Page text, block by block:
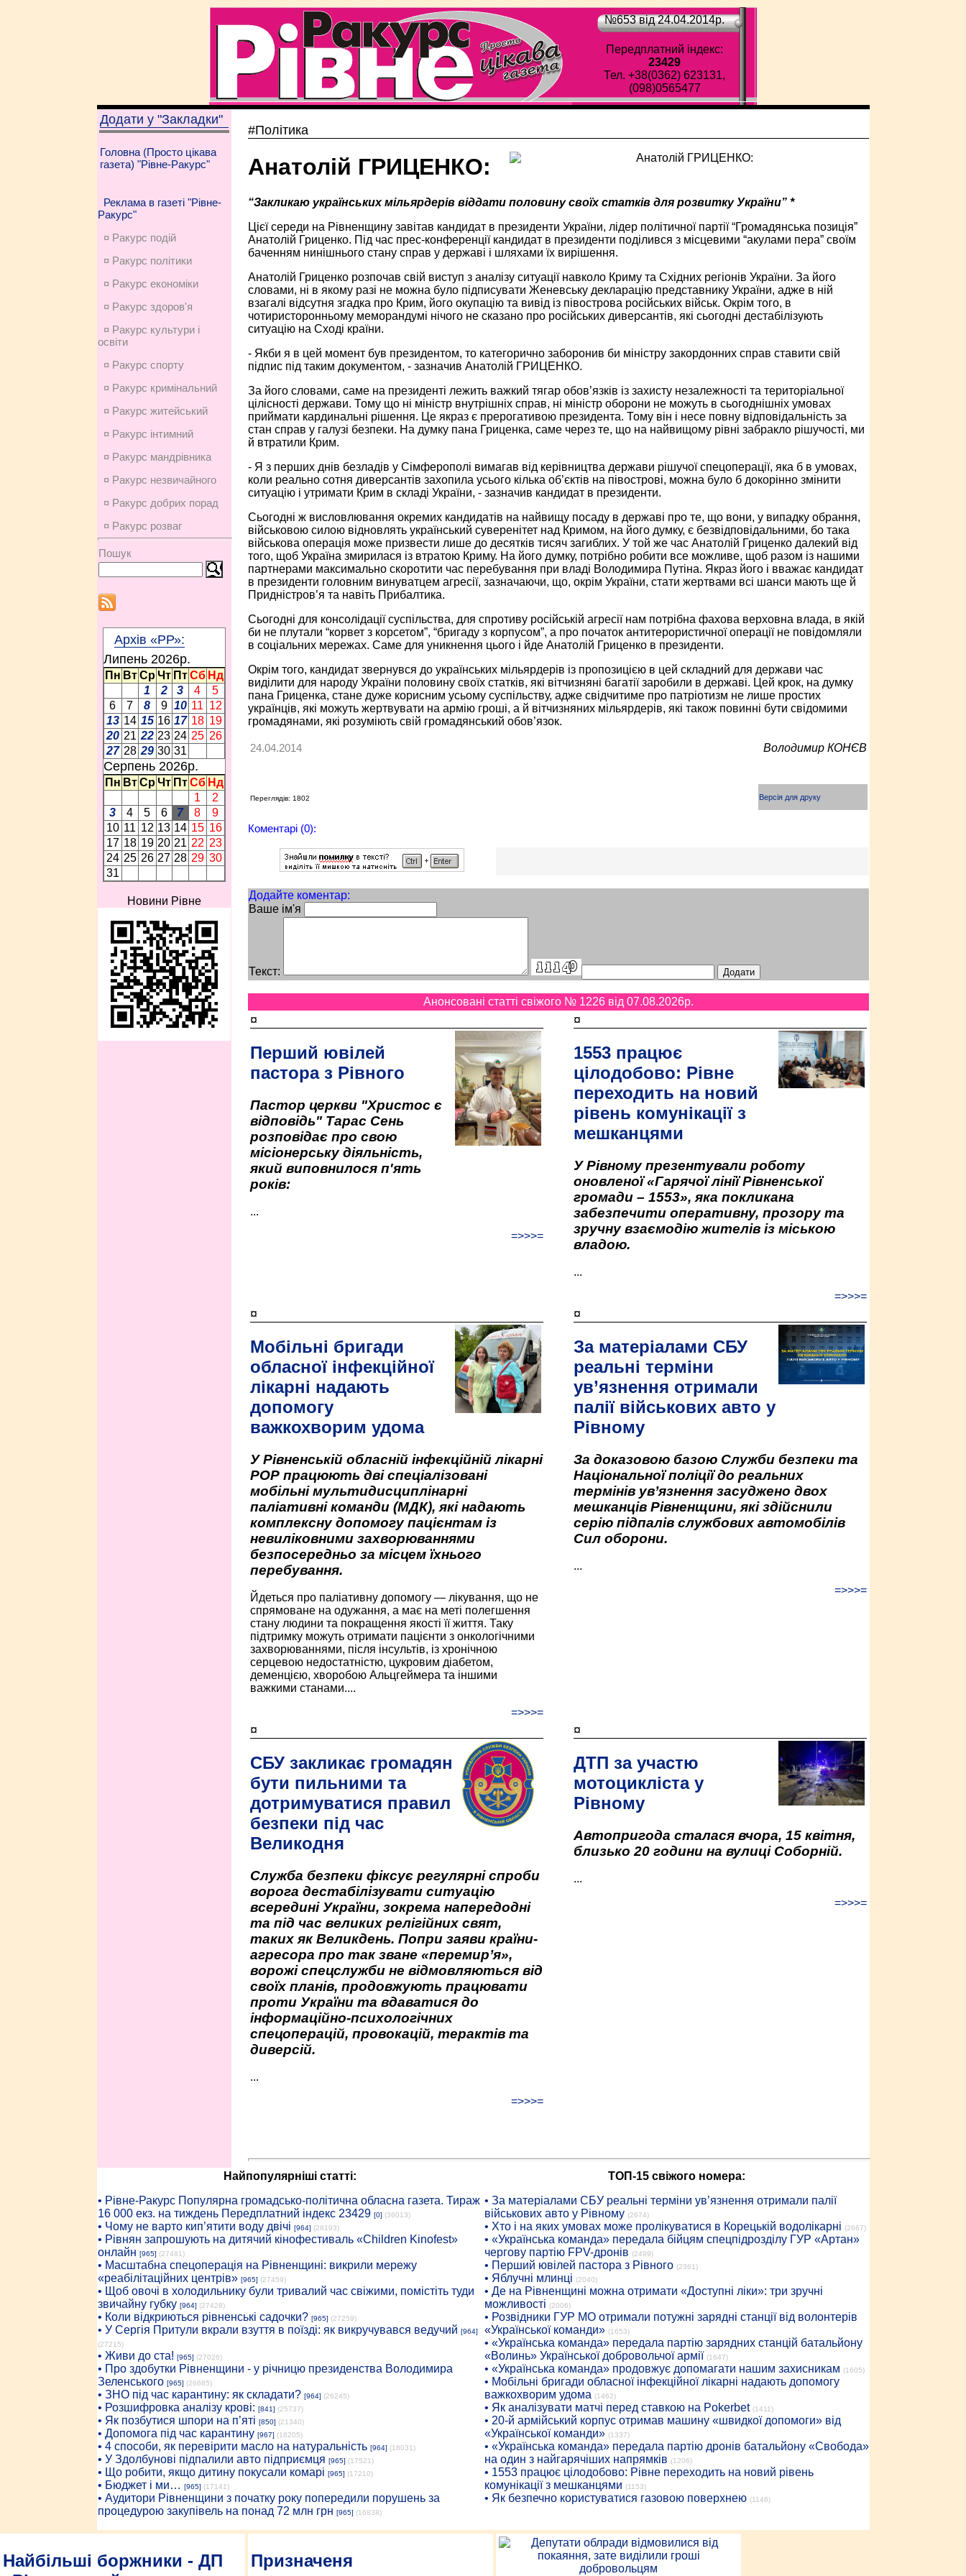
№653 від 24.04.2014p.
Передплатний індекс:
23429
Тел. +38(0362) 623131,
(098)0565477
Додати у "Закладки"
Головна (Просто цікава
газета) "Рівне-Ракурс"
Реклама в газеті "Рівне-
Ракурс"
¤ Ракурс подій
¤ Ракурс політики
¤ Ракурс економiки
¤ Ракурс здоров'я
¤ Ракурс культури і
освіти
¤ Ракурс спорту
¤ Ракурс кримінальний
¤ Ракурс житейський
¤ Ракурс інтимний
¤ Ракурс мандрівника
¤ Ракурс незвичайного
¤ Ракурс добрих порад
¤ Ракурс розваг
Пошук
Архів «РР»:
Липень 2026p.
Пн Вт Ср Чт Пт Сб Нд
1
2 3 4
5
6
7 8 9 10 11 12
13 14 15 16 17 18 19
20 21 22 23 24 25 26
27 28 29 30 31
Серпень 2026p.
Пн Вт Ср Чт Пт Сб Нд
1
2
3
4 5 6 7 8
9
10 11 12 13 14 15 16
17 18 19 20 21 22 23
24 25 26 27 28 29 30
31
Новини Рівне
#Політика
Анатолій ГРИЦЕНКО:
“Закликаю українських мільярдерів віддати половину своїх статків для розвитку України” *
Цієї середи на Рівненщину завітав кандидат в президенти України, лідер політичної партії “Громадянська позиція”
Анатолій Гриценко. Під час прес-конференції кандидат в президенти поділився з місцевими “акулами пера” своїм
баченням нинішнього стану справ у державі і шляхами їх вирішення.
Анатолій Гриценко розпочав свій виступ з аналізу ситуації навколо Криму та Східних регіонів України. За його
словами, ні в якому разі не можна було підписувати Женевську декларацію представнику України, адже в ній
взагалі відсутня згадка про Крим, його окупацію та вивід із півострова російських військ. Окрім того, в
чотиристоронньому меморандумі нічого не сказано про російських диверсантів, які сьогодні дестабілізують
ситуацію на Сході країни.
- Якби я в цей момент був президентом, то категорично заборонив би міністру закордонних справ ставити свій
підпис під таким документом, - зазначив Анатолій ГРИЦЕНКО.
За його словами, саме на президенті лежить важкий тягар обов’язків із захисту незалежності та територіальної
цілісності держави. Тому що ні міністр внутрішніх справ, ні міністр оборони не можуть в сьогоднішніх умовах
приймати кардинальні рішення. Це якраз є прерогативою президента. Тому він і несе повну відповідальність за
стан справ у галузі безпеки. На думку пана Гриценка, саме через те, що на найвищому рівні забракло рішучості, ми
й втратили Крим.
- Я з перших днів безладів у Сімферополі вимагав від керівництва держави рішучої спецоперації, яка б в умовах,
коли реально сотня диверсантів захопила усього кілька об’єктів на півострові, можна було б докорінно змінити
ситуацію і утримати Крим в складі України, - зазначив кандидат в президенти.
Сьогодні ж висловлювання окремих кандидатів на найвищу посаду в державі про те, що вони, у випадку обрання,
військовою силою відновлять український суверенітет над Кримом, на його думку, є безвідповідальними, бо така
військова операція може призвести лише до десятків тисяч загиблих. У той же час Анатолій Гриценко далекий від
того, щоб Україна змирилася із втратою Криму. На його думку, потрібно робити все можливе, щоб разом із нашими
партнерами максимально скоротити час перебування при владі Володимира Путіна. Якраз його і вважає кандидат
в президенти головним винуватцем агресії, зазначаючи, що, окрім України, стати жертвами всі шанси мають ще й
Придністров’я та навіть Прибалтика.
Сьогодні для консолідації суспільства, для спротиву російській агресії нам потрібна фахова верховна влада, в якій
би не плутали “корвет з корсетом”, “бригаду з корпусом”, а про початок антитерористичної операції не повідомляли
в соціальних мережах. Саме для уникнення цього і йде Анатолій Гриценко в президенти.
Окрім того, кандидат звернувся до українських мільярдерів із пропозицією в цей складний для держави час
виділити для народу України половину своїх статків, які вітчизняні багатії заробили в державі. Цей крок, на думку
пана Гриценка, стане дуже корисним усьому суспільству, адже свідчитиме про патріотизм не лише простих
українців, які можуть жертвувати на армію гроші, а й вітчизняних мільярдерів, які також повинні бути свідомими
громадянами, які розуміють свій громадянський обов’язок.
24.04.2014 Володимир КОНЄВ
Переглядів: 1802 Версія для друку
Коментарі (0):
Додайте коментар:
Ваше ім'я
Текст:
Анонсовані статті свіжого № 1226 від 07.08.2026p.
¤
Перший ювілей
пастора з Рівного
Пастор церкви "Христос є
відповідь" Тарас Сень
розповідає про свою
місіонерську діяльність,
який виповнилося п'ять
років:
...
=>>>=
¤
1553 працює
цілодобово: Рівне
переходить на новий
рівень комунікації з
мешканцями
У Рівному презентували роботу
оновленої «Гарячої лінії Рівненської
громади – 1553», яка покликана
забезпечити оперативну, прозору та
зручну взаємодію жителів із міською
владою.
...
=>>>=
¤
Мобільні бригади
обласної інфекційної
лікарні надають
допомогу
важкохворим удома
У Рівненській обласній інфекційній лікарні
РОР працюють дві спеціалізовані
мобільні мультидисциплінарні
паліативні команди (МДК), які надають
комплексну допомогу пацієнтам із
невиліковними захворюваннями
безпосередньо за місцем їхнього
перебування.
Йдеться про паліативну допомогу — лікування, що не
спрямоване на одужання, а має на меті полегшення
стану людини та покращення якості її життя. Таку
підтримку можуть отримати пацієнти з онкологічними
захворюваннями, після інсультів, із хронічною
серцевою недостатністю, цукровим діабетом,
деменцією, хворобою Альцгеймера та іншими
важкими станами....
=>>>=
¤
За матеріалами СБУ
реальні терміни
ув’язнення отримали
палії військових авто у
Рівному
За доказовою базою Служби безпеки та
Національної поліції до реальних
термінів ув’язнення засуджено двох
мешканців Рівненщини, які здійснили
серію підпалів службових автомобілів
Сил оборони.
...
=>>>=
¤
СБУ закликає громадян
бути пильними та
дотримуватися правил
безпеки під час
Великодня
Служба безпеки фіксує регулярні спроби
ворога дестабілізувати ситуацію
всередині України, зокрема напередодні
та під час великих релігійних свят,
таких як Великдень. Попри заяви країни-
агресора про так зване «перемир’я»,
ворожі спецслужби не відмовляються від
своїх планів, продовжують працювати
проти України та вдаватися до
інформаційно-психологічних
спецоперацій, провокацій, терактів та
диверсій.
...
=>>>=
¤
ДТП за участю
мотоцикліста у
Рівному
Автопригода сталася вчора, 15 квітня,
близько 20 години на вулиці Соборній.
...
=>>>=
Найпопулярніші статті:
• Рiвне-Ракурс Популярна громадсько-політична обласна газета. Тираж
16 000 екз. на тиждень Передплатний індекс 23429 [0] (36013)
• Чому не варто кип’ятити воду двічі [964] (28193)
• Рівнян запрошують на дитячий кінофестиваль «Children Kinofest»
онлайн [965] (27481)
• Масштабна спецоперація на Рівненщині: викрили мережу
«реабілітаційних центрів» [965] (27459)
• Щоб овочі в холодильнику були тривалий час свіжими, помістіть туди
звичайну губку [964] (27428)
• Коли відкриються рівненські садочки? [965] (27259)
• У Сергія Притули вкрали взуття в поїзді: як викручувався ведучий [964]
(27215)
• Живи до ста! [965] (27026)
• Про здобутки Рівненщини - у річницю президенства Володимира
Зеленського [965] (26685)
• ЗНО під час карантину: як складати? [964] (26245)
• Розшифровка аналізу крові: [841] (25737)
• Як позбутися шпори на п’яті [850] (21340)
• Допомога під час карантину [967] (18205)
• 4 способи, як перевірити масло на натуральність [964] (18031)
• У Здолбунові підпалили авто підприємця [965] (17521)
• Що робити, якщо дитину покусали комарі [965] (17210)
• Бюджет і ми… [965] (17141)
• Аудитори Рівненщини з початку року попередили порушень за
процедурою закупівель на понад 72 млн грн [965] (16838)
ТОП-15 свіжого номера:
• За матеріалами СБУ реальні терміни ув’язнення отримали палії
військових авто у Рівному (2674)
• Хто і на яких умовах може пролікуватися в Корецькій водолікарні (2667)
• «Українська команда» передала бійцям спецпідрозділу ГУР «Артан»
чергову партію FPV-дронів (2499)
• Перший ювілей пастора з Рівного (2361)
• Яблучні млинці (2040)
• Де на Рівненщині можна отримати «Доступні ліки»: три зручні
можливості (2006)
• Розвідники ГУР МО отримали потужні зарядні станції від волонтерів
«Української команди» (1653)
• «Українська команда» передала партію зарядних станцій батальйону
«Волинь» Української добровольчої армії (1647)
• «Українська команда» продовжує допомагати нашим захисникам (1605)
• Мобільні бригади обласної інфекційної лікарні надають допомогу
важкохворим удома (1462)
• Як аналізувати матчі перед ставкою на Pokerbet (1411)
• 20-й армійський корпус отримав машину «швидкої допомоги» від
«Української команди» (1337)
• «Українська команда» передала партію дронів батальйону «Свобода»
на один з найгарячіших напрямків (1206)
• 1553 працює цілодобово: Рівне переходить на новий рівень
комунікації з мешканцями (1153)
• Як безпечно користуватися газовою поверхнею (1146)
Найбільші боржники - ДП
Призначеня